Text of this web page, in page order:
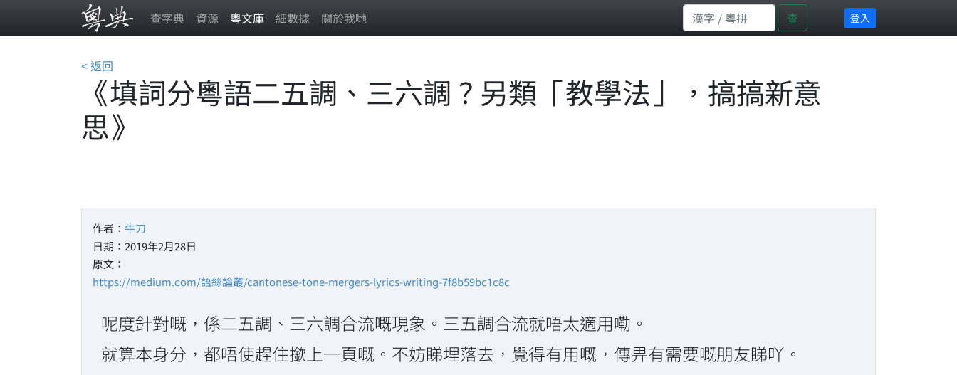
查字典 資源 粵文庫 細數據 關於我哋 查 登入
< 返回
《填詞分粵語二五調、三六調？另類「教學法」，搞搞新意
思》
作者： 牛刀
日期：2019年2月28日
原文：
https://medium.com/語絲論叢/cantonese-tone-mergers-lyrics-writing-7f8b59bc1c8c
呢度針對嘅，係二五調、三六調合流嘅現象。三五調合流就唔太適用嘞。
就算本身分，都唔使趕住撳上一頁嘅。不妨睇埋落去，覺得有用嘅，傳畀有需要嘅朋友睇吖。